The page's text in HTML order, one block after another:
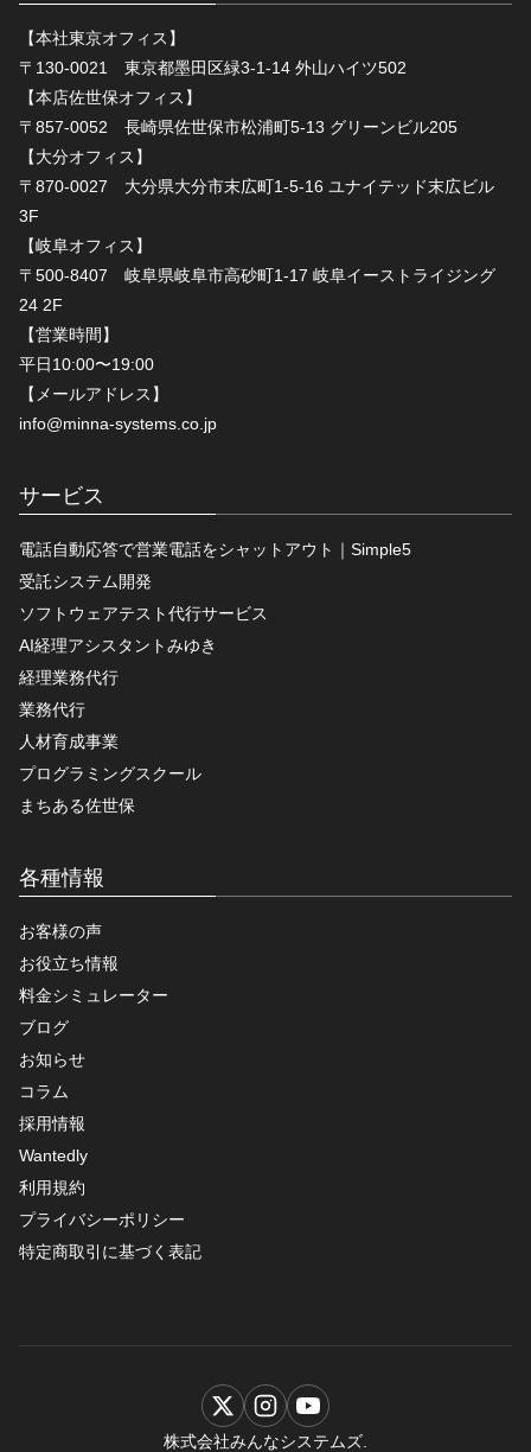
【本社東京オフィス】
〒130-0021 東京都墨田区緑3-1-14 外山ハイツ502
【本店佐世保オフィス】
〒857-0052 長崎県佐世保市松浦町5-13 グリーンビル205
【大分オフィス】
〒870-0027 大分県大分市末広町1-5-16 ユナイテッド末広ビル
3F
【岐阜オフィス】
〒500-8407 岐阜県岐阜市高砂町1-17 岐阜イーストライジング
24 2F
【営業時間】
平日10:00〜19:00
【メールアドレス】
info@minna-systems.co.jp
サービス
電話自動応答で営業電話をシャットアウト｜Simple5
受託システム開発
ソフトウェアテスト代行サービス
AI経理アシスタントみゆき
経理業務代行
業務代行
人材育成事業
プログラミングスクール
まちある佐世保
各種情報
お客様の声
お役立ち情報
料金シミュレーター
ブログ
お知らせ
コラム
採用情報
Wantedly
利用規約
プライバシーポリシー
特定商取引に基づく表記
株式会社みんなシステムズ.